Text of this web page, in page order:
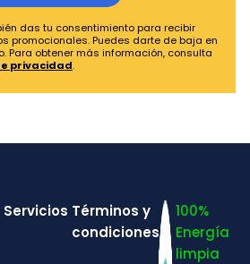
das tu consentimiento para recibir
promocionales. Puedes darte de baja en
Para obtener más información, consulta
privacidad.
Servicios Términos y
condiciones
100%
Energía
limpia